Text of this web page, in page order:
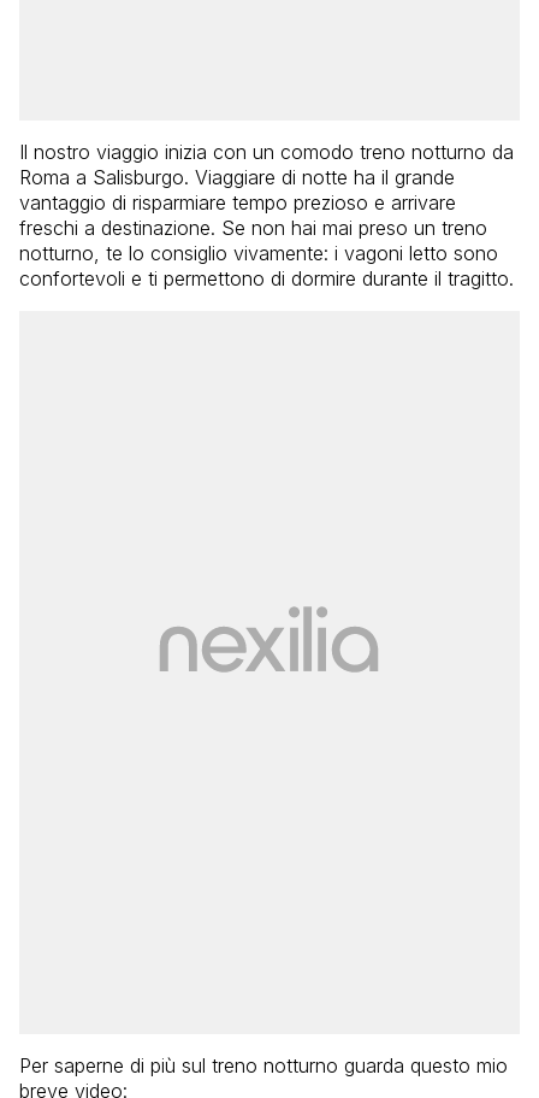
Il nostro viaggio inizia con un comodo treno notturno da
Roma a Salisburgo. Viaggiare di notte ha il grande
vantaggio di risparmiare tempo prezioso e arrivare
freschi a destinazione. Se non hai mai preso un treno
notturno, te lo consiglio vivamente: i vagoni letto sono
confortevoli e ti permettono di dormire durante il tragitto.
Per saperne di più sul treno notturno guarda questo mio
breve video: